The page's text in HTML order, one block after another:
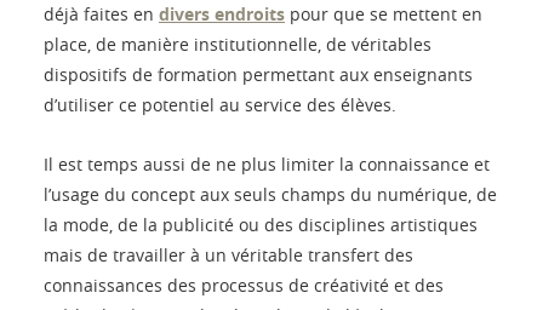
déjà faites en divers endroits pour que se mettent en
place, de manière institutionnelle, de véritables
dispositifs de formation permettant aux enseignants
d’utiliser ce potentiel au service des élèves.
Il est temps aussi de ne plus limiter la connaissance et
l’usage du concept aux seuls champs du numérique, de
la mode, de la publicité ou des disciplines artistiques
mais de travailler à un véritable transfert des
connaissances des processus de créativité et des